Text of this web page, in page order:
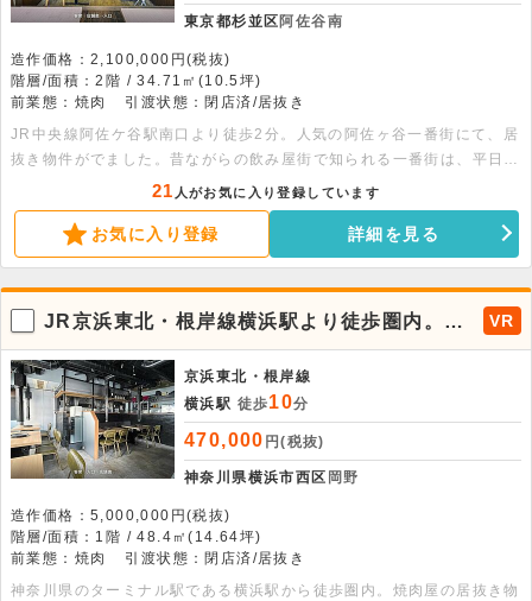
東京都杉並区 阿佐谷南
造作価格：2,100,000円(税抜)
階層/面積：2階 / 34.71㎡(10.5坪)
前業態：焼肉
引渡状態：閉店済/居抜き
JR中央線阿佐ケ谷駅南口より徒歩2分。人気の阿佐ヶ谷一番街にて、居
抜き物件がでました。昔ながらの飲み屋街で知られる一番街は、平日の
夕方から活気があります。24時を越えてもハシゴ酒をする方が多い場
所で、阿佐ヶ谷にて飲食店を開きたい方にとってはもってこいの立地で
す。内装は焼肉屋の居抜きになっており、何業でも可能。詳細はお問い
合わせ下さい。
21 人がお気に入り登録しています
お気に入り登録 詳細を見る
JR京浜東北・根岸線横浜駅より徒歩圏内。間
口10M以上、なかなか出ない1階路面の焼肉居
抜き物件！
VR
京浜東北・根岸線
横浜駅 徒歩10分
470,000 円(税抜)
神奈川県横浜市西区 岡野
造作価格：5,000,000円(税抜)
階層/面積：1階 / 48.4㎡(14.64坪)
前業態：焼肉
引渡状態：閉店済/居抜き
神奈川県のターミナル駅である横浜駅から徒歩圏内。焼肉屋の居抜き物